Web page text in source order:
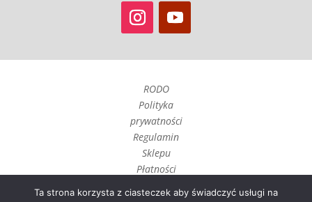
RODO
Polityka
prywatności
Regulamin
Sklepu
Płatności
Ta strona korzysta z ciasteczek aby świadczyć usługi na